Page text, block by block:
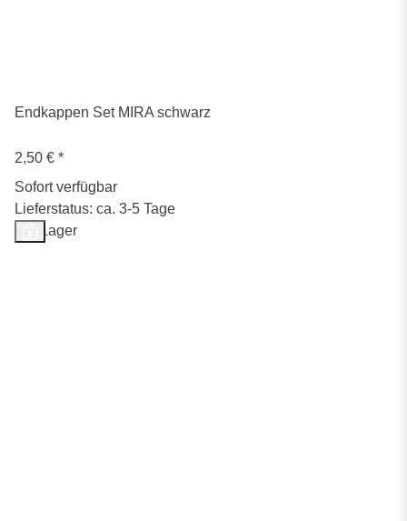
Endkappen Set MIRA schwarz
2,50 € *
Sofort verfügbar
Lieferstatus: ca. 3-5 Tage
Auf Lager